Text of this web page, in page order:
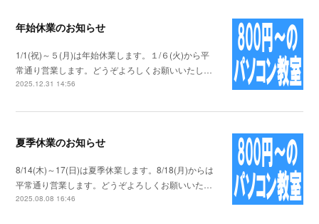
年始休業のお知らせ
1/1(祝)～５(月)は年始休業します。１/６(火)から平
常通り営業します。どうぞよろしくお願いいたし…
2025.12.31 14:56
夏季休業のお知らせ
8/14(木)～17(日)は夏季休業します。8/18(月)からは
平常通り営業します。どうぞよろしくお願いいた…
2025.08.08 16:46